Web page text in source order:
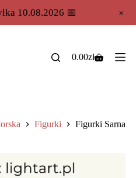
0.00zł
Figurki Figurki Sarna
10.08.2026 📅 +